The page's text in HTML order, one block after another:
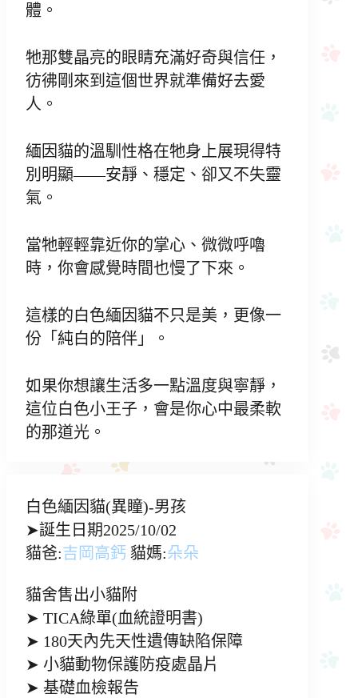
體。
牠那雙晶亮的眼睛充滿好奇與信任，
彷彿剛來到這個世界就準備好去愛
人。
緬因貓的溫馴性格在牠身上展現得特
別明顯——安靜、穩定、卻又不失靈
氣。
當牠輕輕靠近你的掌心、微微呼嚕
時，你會感覺時間也慢了下來。
這樣的白色緬因貓不只是美，更像一
份「純白的陪伴」。
如果你想讓生活多一點溫度與寧靜，
這位白色小王子，會是你心中最柔軟
的那道光。
白色緬因貓(異瞳)-男孩
➤誕生日期2025/10/02
貓爸:吉岡高鈣 貓媽:朵朵
貓舍售出小貓附
➤ TICA綠單(血統證明書)
➤ 180天內先天性遺傳缺陷保障
➤ 小貓動物保護防疫處晶片
➤ 基礎血檢報告